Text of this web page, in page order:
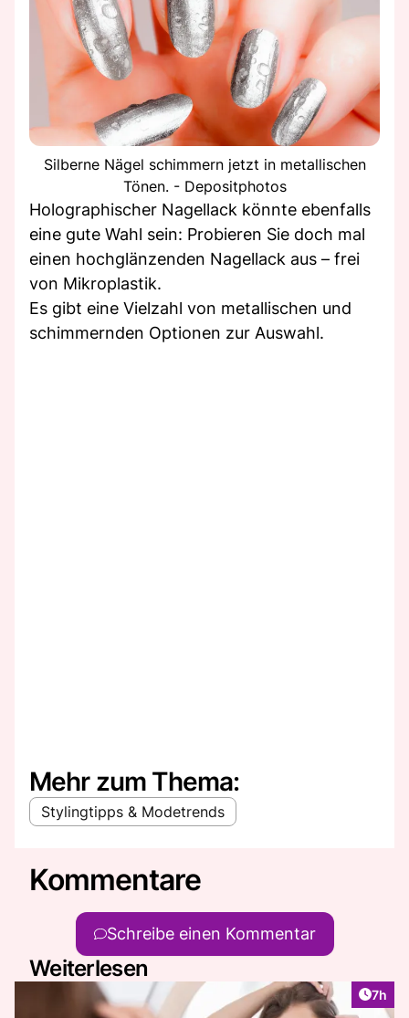
Silberne Nägel schimmern jetzt in metallischen
Tönen. - Depositphotos
Holographischer Nagellack könnte ebenfalls
eine gute Wahl sein: Probieren Sie doch mal
einen hochglänzenden Nagellack aus – frei
von Mikroplastik.
Es gibt eine Vielzahl von metallischen und
schimmernden Optionen zur Auswahl.
Mehr zum Thema:
Stylingtipps & Modetrends
Kommentare
Schreibe einen Kommentar
Weiterlesen
7h